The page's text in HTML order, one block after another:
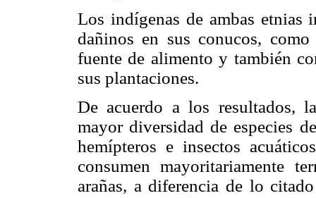
Los indígenas de ambas etnias
dañinos en sus conucos,
fuente de alimento y también
sus plantaciones.
De acuerdo a los resultados,
mayor diversidad de especies
hemípteros e insectos
consumen mayoritariamente
arañas, a diferencia de lo